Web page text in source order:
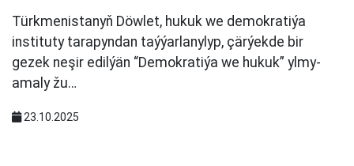
Türkmenistanyň Döwlet, hukuk we demokratiýa
instituty tarapyndan taýýarlanylyp, çärýekde bir
gezek neşir edilýän “Demokratiýa we hukuk” ylmy-
amaly žu…
23.10.2025